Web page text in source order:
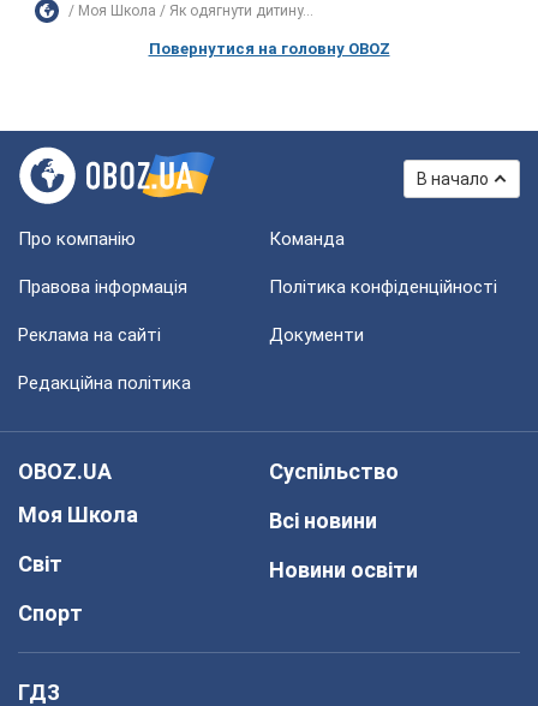
Моя Школа Як одягнути дитину...
Повернутися на головну OBOZ
В начало
Про компанію Команда
Правова інформація Політика конфіденційності
Реклама на сайті Документи
Редакційна політика
OBOZ.UA
Моя Школа
Світ
Спорт
Суспільство
Всі новини
Новини освіти
ГДЗ